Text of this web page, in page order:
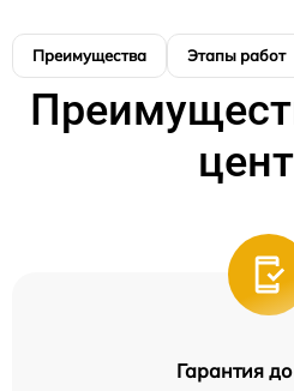
Преимущества Этапы работ
Гарантия